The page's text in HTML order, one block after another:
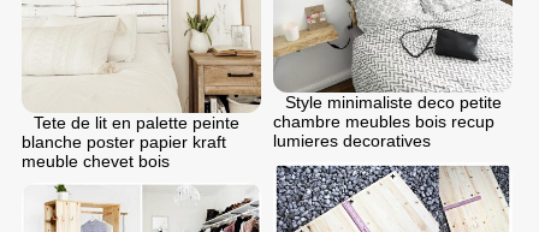
Tete de lit en palette peinte
blanche poster papier kraft
meuble chevet bois
Style minimaliste deco petite
chambre meubles bois recup
lumieres decoratives